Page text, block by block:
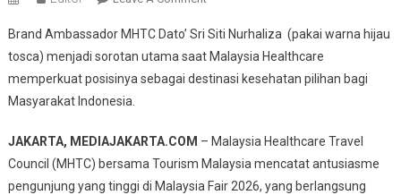
Fair
2026
Ungkap
Minat
Warga
Indonesia
Brand Ambassador MHTC Dato’ Sri Siti Nurhaliza (pakai warna hijau
tosca) menjadi sorotan utama saat Malaysia Healthcare
memperkuat posisinya sebagai destinasi kesehatan pilihan bagi
Masyarakat Indonesia.
JAKARTA, MEDIAJAKARTA.COM – Malaysia Healthcare Travel
Council (MHTC) bersama Tourism Malaysia mencatat antusiasme
pengunjung yang tinggi di Malaysia Fair 2026, yang berlangsung